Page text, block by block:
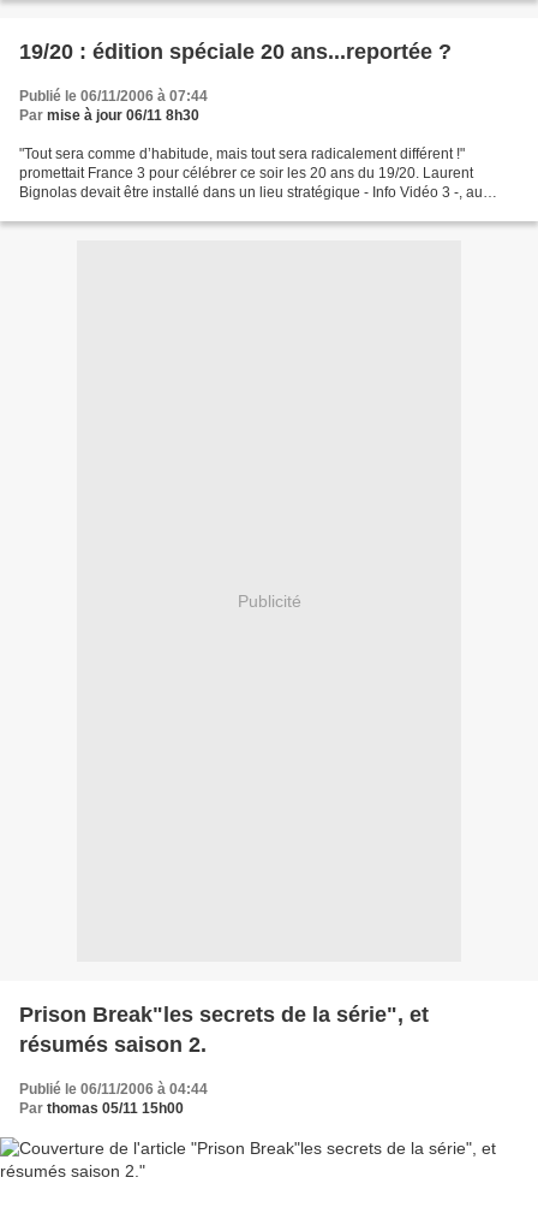
19/20 : édition spéciale 20 ans...reportée ?
Publié le 06/11/2006 à 07:44
Par mise à jour 06/11 8h30
"Tout sera comme d’habitude, mais tout sera radicalement différent !"
promettait France 3 pour célébrer ce soir les 20 ans du 19/20. Laurent
Bignolas devait être installé dans un lieu stratégique - Info Vidéo 3 -, au
Publicité
Prison Break"les secrets de la série", et
résumés saison 2.
Publié le 06/11/2006 à 04:44
Par thomas 05/11 15h00